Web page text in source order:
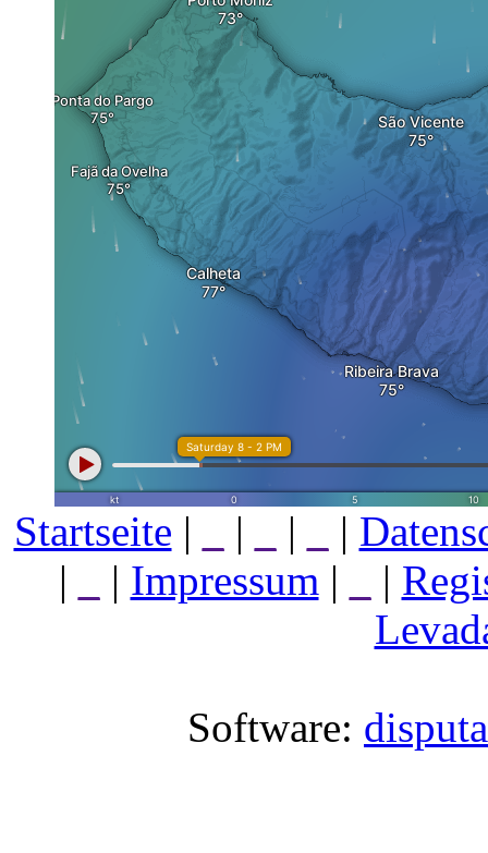
Startseite | | | |
|
| Impressum | |
Software: